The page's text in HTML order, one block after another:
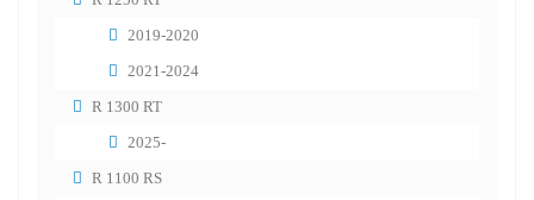
2019-2020
2021-2024
R 1300 RT
2025-
R 1100 RS